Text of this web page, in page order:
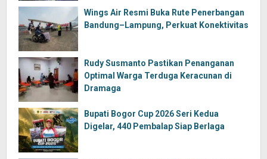
Wings Air Resmi Buka Rute Penerbangan
Bandung–Lampung, Perkuat Konektivitas
Rudy Susmanto Pastikan Penanganan
Optimal Warga Terduga Keracunan di
Dramaga
Bupati Bogor Cup 2026 Seri Kedua
Digelar, 440 Pembalap Siap Berlaga